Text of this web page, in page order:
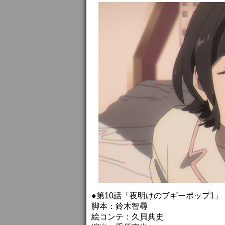
●第10話「夜明けのブギーポップ1」
脚本：鈴木智尋
絵コンテ：久貝典史